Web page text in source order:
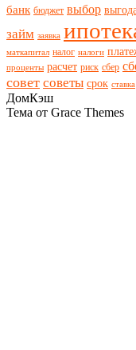
банк бюджет выбор
займ заявка
маткапитал налог налоги
проценты расчет риск сбер
совет советы срок ставка
ДомКэш
Тема от Grace Themes